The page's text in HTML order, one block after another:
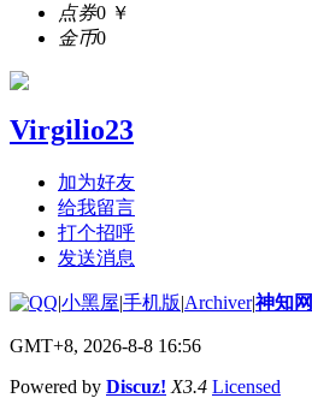
点券0 ￥
金币0
Virgilio23
加为好友
给我留言
打个招呼
发送消息
|小黑屋|手机版|Archiver|神知网
GMT+8, 2026-8-8 16:56
Powered by Discuz! X3.4 Licensed